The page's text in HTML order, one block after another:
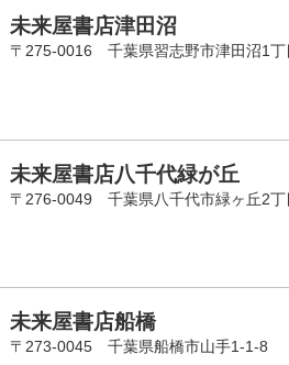
未来屋書店津田沼
〒275-0016 千葉県習志野市津田沼1丁
未来屋書店八千代緑が丘
〒276-0049 千葉県八千代市緑ヶ丘2丁
未来屋書店船橋
〒273-0045 千葉県船橋市山手1-1-8